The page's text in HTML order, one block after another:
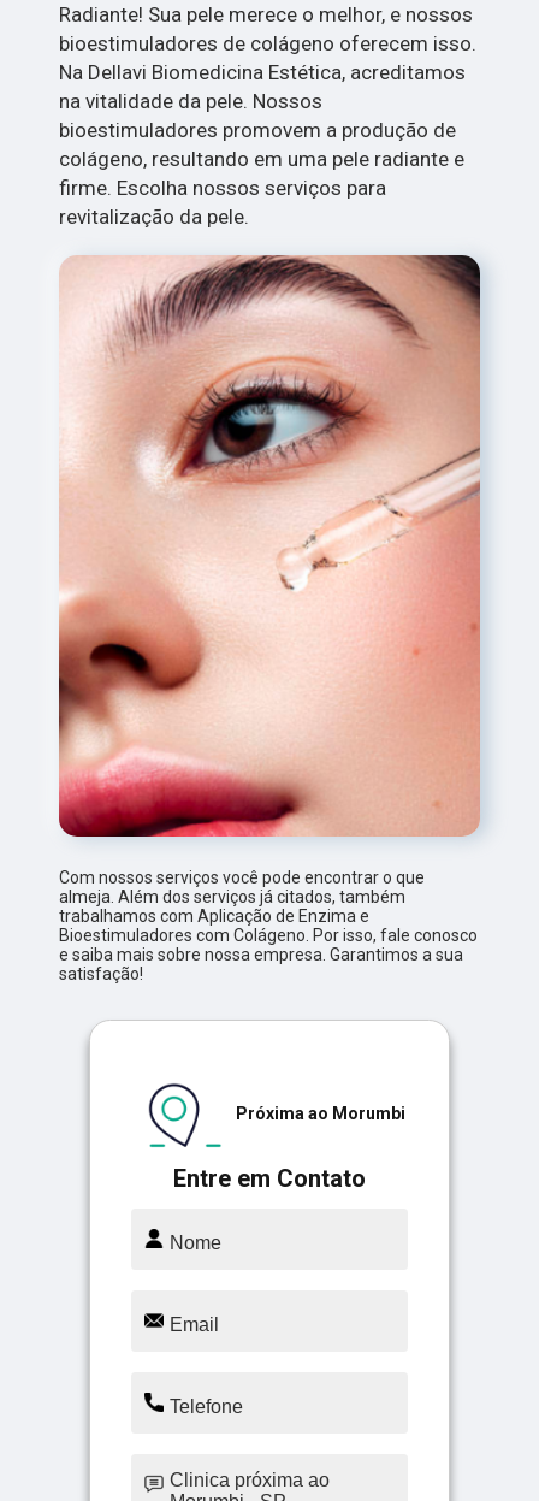
Radiante! Sua pele merece o melhor, e nossos
bioestimuladores de colágeno oferecem isso.
Na Dellavi Biomedicina Estética, acreditamos
na vitalidade da pele. Nossos
bioestimuladores promovem a produção de
colágeno, resultando em uma pele radiante e
firme. Escolha nossos serviços para
revitalização da pele.
Com nossos serviços você pode encontrar o que
almeja. Além dos serviços já citados, também
trabalhamos com Aplicação de Enzima e
Bioestimuladores com Colágeno. Por isso, fale conosco
e saiba mais sobre nossa empresa. Garantimos a sua
satisfação!
Entre em Contato
Próxima ao Morumbi